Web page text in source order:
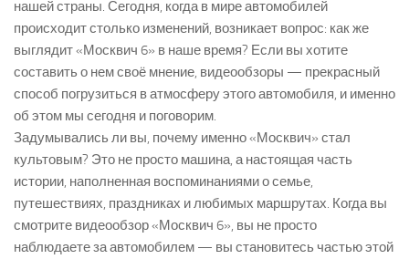
нашей страны. Сегодня, когда в мире автомобилей
происходит столько изменений, возникает вопрос: как же
выглядит «Москвич 6» в наше время? Если вы хотите
составить о нем своё мнение, видеообзоры — прекрасный
способ погрузиться в атмосферу этого автомобиля, и именно
об этом мы сегодня и поговорим.
Задумывались ли вы, почему именно «Москвич» стал
культовым? Это не просто машина, а настоящая часть
истории, наполненная воспоминаниями о семье,
путешествиях, праздниках и любимых маршрутах. Когда вы
смотрите видеообзор «Москвич 6», вы не просто
наблюдаете за автомобилем — вы становитесь частью этой